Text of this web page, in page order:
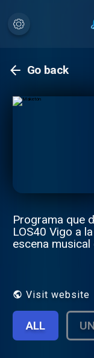
Go back
Programa que
LOS40 Vigo a
escena
Visit website
ALL